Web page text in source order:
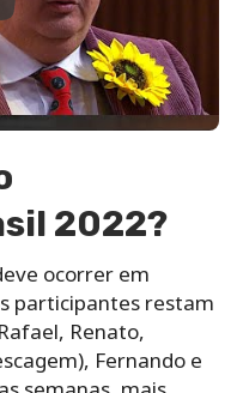
2022?
ocorrer em
participantes restam
Renato,
Fernando e